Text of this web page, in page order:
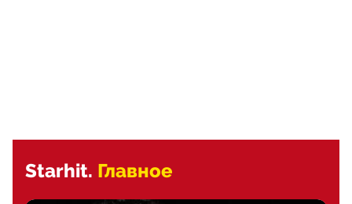
Starhit. Главное